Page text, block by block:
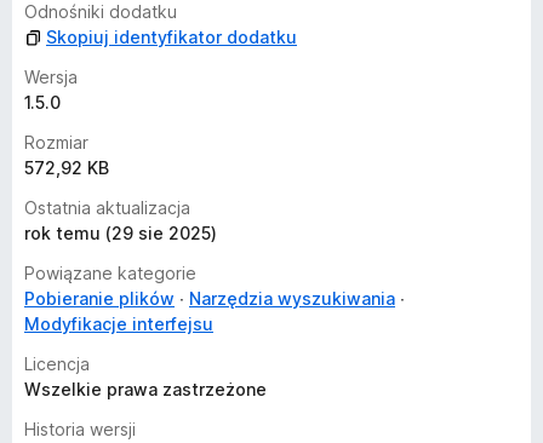
Odnośniki dodatku
Skopiuj identyfikator dodatku
Wersja
1.5.0
Rozmiar
572,92 KB
Ostatnia aktualizacja
rok temu (29 sie 2025)
Powiązane kategorie
Pobieranie plików
Narzędzia wyszukiwania
Modyfikacje interfejsu
Licencja
Wszelkie prawa zastrzeżone
Historia wersji